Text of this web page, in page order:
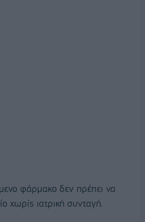
φάρμακο δεν πρέπει να
χωρίς ιατρική συνταγή.